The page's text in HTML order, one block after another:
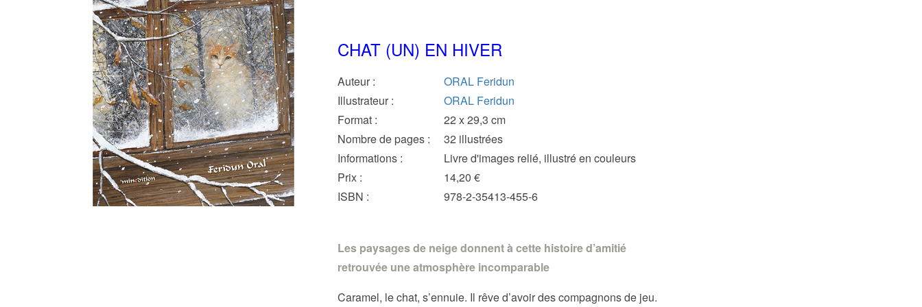
CHAT (UN) EN HIVER
Auteur :
ORAL Feridun
Illustrateur :
ORAL Feridun
Format :
22 x 29,3 cm
Nombre de pages :
32 illustrées
Informations :
Livre d'images relié, illustré en couleurs
Prix :
14,20 €
ISBN : 978-2-35413-455-6
Les paysages de neige donnent à cette histoire d’amitié
retrouvée une atmosphère incomparable
Caramel, le chat, s’ennuie. Il rêve d’avoir des compagnons de jeu.